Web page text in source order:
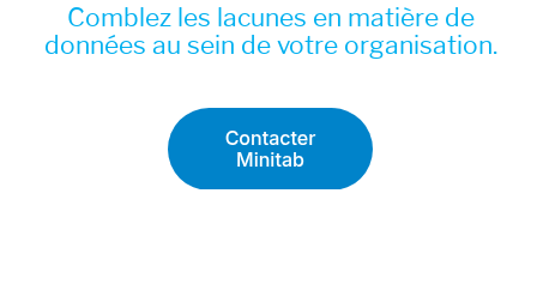
Comblez les lacunes en matière de
données au sein de votre organisation.